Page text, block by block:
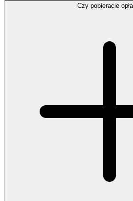
Czy pobieracie